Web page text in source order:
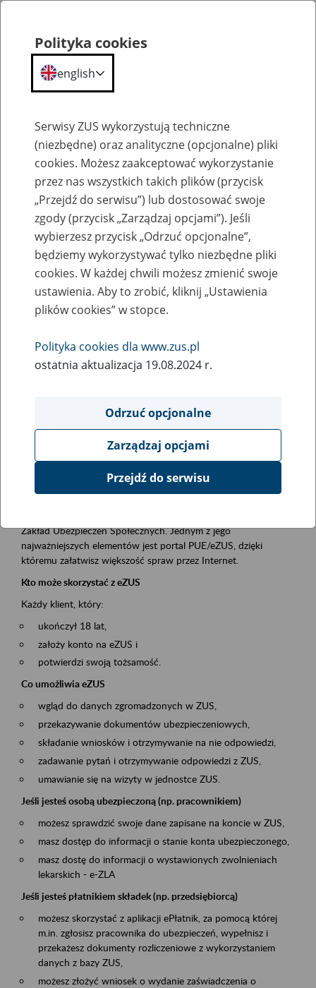
Szkolenia
Zaproś ZUS do siebie - zakładanie profili
eZUS w siedzibie Twojej firmy
Rodzaj wydarzenia
Szkolenia
obsługa klientów
Event description
Platforma Usług Elektronicznych ZUS eZUS
Zakład Ubezpieczeń Społecznych. Jednym z jego
najważniejszych elementów jest portal PUE/eZUS, dzięki
któremu załatwisz większość spraw przez Internet.
Kto może skorzystać z eZUS
Każdy klient, który:
ukończył 18 lat,
założy konto na eZUS i
potwierdzi swoją tożsamość.
Co umożliwia eZUS
wgląd do danych zgromadzonych w ZUS,
przekazywanie dokumentów ubezpieczeniowych,
składanie wniosków i otrzymywanie na nie odpowiedzi,
zadawanie pytań i otrzymywanie odpowiedzi z ZUS,
umawianie się na wizyty w jednostce ZUS.
Jeśli jesteś osobą ubezpieczoną (np. pracownikiem)
możesz sprawdzić swoje dane zapisane na koncie w ZUS,
masz dostęp do informacji o stanie konta ubezpieczonego,
masz dostę do informacji o wystawionych zwolnieniach
lekarskich - e-ZLA
Jeśli jesteś płatnikiem składek (np. przedsiębiorcą)
możesz skorzystać z aplikacji ePłatnik, za pomocą której
m.in. zgłosisz pracownika do ubezpieczeń, wypełnisz i
przekażesz dokumenty rozliczeniowe z wykorzystaniem
danych z bazy ZUS,
możesz złożyć wniosek o wydanie zaświadczenia o
Polityka cookies
english
Serwisy ZUS wykorzystują techniczne
(niezbędne) oraz analityczne (opcjonalne) pliki
cookies. Możesz zaakceptować wykorzystanie
przez nas wszystkich takich plików (przycisk
„Przejdź do serwisu”) lub dostosować swoje
zgody (przycisk „Zarządzaj opcjami”). Jeśli
wybierzesz przycisk „Odrzuć opcjonalne”,
będziemy wykorzystywać tylko niezbędne pliki
cookies. W każdej chwili możesz zmienić swoje
ustawienia. Aby to zrobić, kliknij „Ustawienia
plików cookies” w stopce.
Polityka cookies dla www.zus.pl
ostatnia aktualizacja 19.08.2024 r.
Odrzuć opcjonalne
Zarządzaj opcjami
Przejdź do serwisu